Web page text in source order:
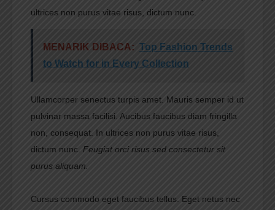
ultrices non purus vitae risus, dictum nunc.
MENARIK DIBACA: Top Fashion Trends
to Watch for in Every Collection
Ullamcorper senectus turpis amet. Mauris semper id ut
pulvinar massa facilisi. Aucibus faucibus diam fringilla
non, consequat. In ultrices non purus vitae risus,
dictum nunc. Feugiat orci risus sed consectetur sit
purus aliquam.
Cursus commodo eget faucibus tellus. Eget netus nec